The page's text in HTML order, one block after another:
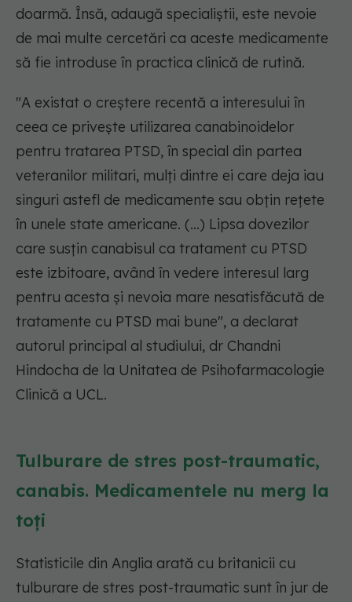
doarmă. Însă, adaugă specialiștii, este nevoie
de mai multe cercetări ca aceste medicamente
să fie introduse în practica clinică de rutină.
"A existat o creștere recentă a interesului în
ceea ce privește utilizarea canabinoidelor
pentru tratarea PTSD, în special din partea
veteranilor militari, mulți dintre ei care deja iau
singuri astefl de medicamente sau obțin rețete
în unele state americane. (...) Lipsa dovezilor
care susțin canabisul ca tratament cu PTSD
este izbitoare, având în vedere interesul larg
pentru acesta și nevoia mare nesatisfăcută de
tratamente cu PTSD mai bune", a declarat
autorul principal al studiului, dr Chandni
Hindocha de la Unitatea de Psihofarmacologie
Clinică a UCL.
Tulburare de stres post-traumatic,
canabis. Medicamentele nu merg la
toți
Statisticile din Anglia arată cu britanicii cu
tulburare de stres post-traumatic sunt în jur de